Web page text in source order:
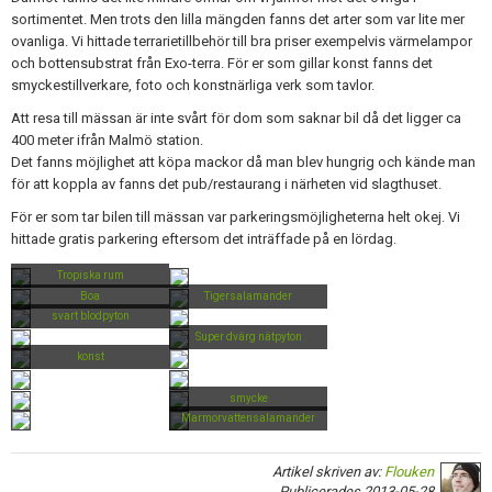
sortimentet. Men trots den lilla mängden fanns det arter som var lite mer
ovanliga. Vi hittade terrarietillbehör till bra priser exempelvis värmelampor
och bottensubstrat från Exo-terra. För er som gillar konst fanns det
smyckestillverkare, foto och konstnärliga verk som tavlor.
Att resa till mässan är inte svårt för dom som saknar bil då det ligger ca
400 meter ifrån Malmö station.
Det fanns möjlighet att köpa mackor då man blev hungrig och kände man
för att koppla av fanns det pub/restaurang i närheten vid slagthuset.
För er som tar bilen till mässan var parkeringsmöjligheterna helt okej. Vi
hittade gratis parkering eftersom det inträffade på en lördag.
Tropiska rum
Boa
Tigersalamander
svart blodpyton
Super dvärg nätpyton
konst
smycke
Marmorvattensalamander
Artikel skriven av: Flouken